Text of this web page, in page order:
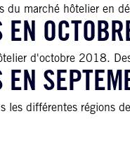
du marché hôtelier en
EN
d'octobre 2018.
EN
les différentes régions